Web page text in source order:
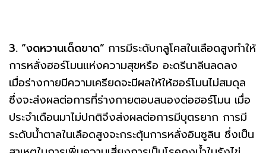
3. “งดหวานเด็ดขาด” การมีระดับกลูโคสในเลือดสูงทำให้
การหลั่งฮอร์โมนแห่งความสุขหรือ อะดรีนาลีนลดลง
เมื่อร่างกายมีความเครียดจะมีผลให้ให้ฮอร์โมนไม่สมดุล
ซึ่งจะส่งผลต่อการที่ร่างกายตอบสนองต่อฮอร์โมน เมื่อ
ประจำเดือนมาไม่ปกติจึงส่งผลต่อการมีบุตรยาก การมี
ระดับน้ำตาลในเลือดสูงจะกระตุ้นการหลั่งอินซูลิน ซึ่งเป็น